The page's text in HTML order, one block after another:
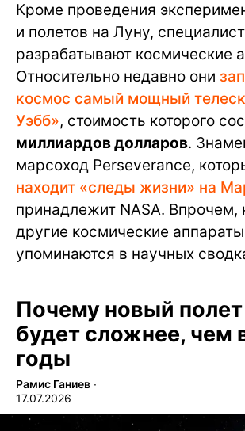
Кроме проведения
и полетов на Луну,
разрабатывают космические
Относительно недавно они
космос самый мощный
Уэбб», стоимость которого
миллиардов долларов.
марсоход Perseverance,
находит «следы жизни» на
принадлежит NASA. Впрочем,
другие космические
упоминаются в научных
Почему новый
будет сложнее, чем
годы
Рамис Ганиев ∙
17.07.2026